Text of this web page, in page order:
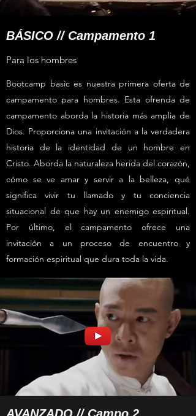
BÁSICO // Campamento 1
Para los hombres
Bootcamp basic es nuestra primera oferta de
campamento para hombres. Esta ofrenda de
campamento aborda la historia más amplia de
Dios. Proporciona una invitación a la verdadera
historia de la identidad de un hombre en
Cristo. Aborda la naturaleza herida del corazón,
cómo se ve amar y servir a la belleza, qué
significa vivir tu llamado y tu conciencia
situacional de que hay un enemigo espiritual.
Por último, el campamento ofrece una
invitación a un proceso de encuentro y
formación espiritual que dura toda la vida.